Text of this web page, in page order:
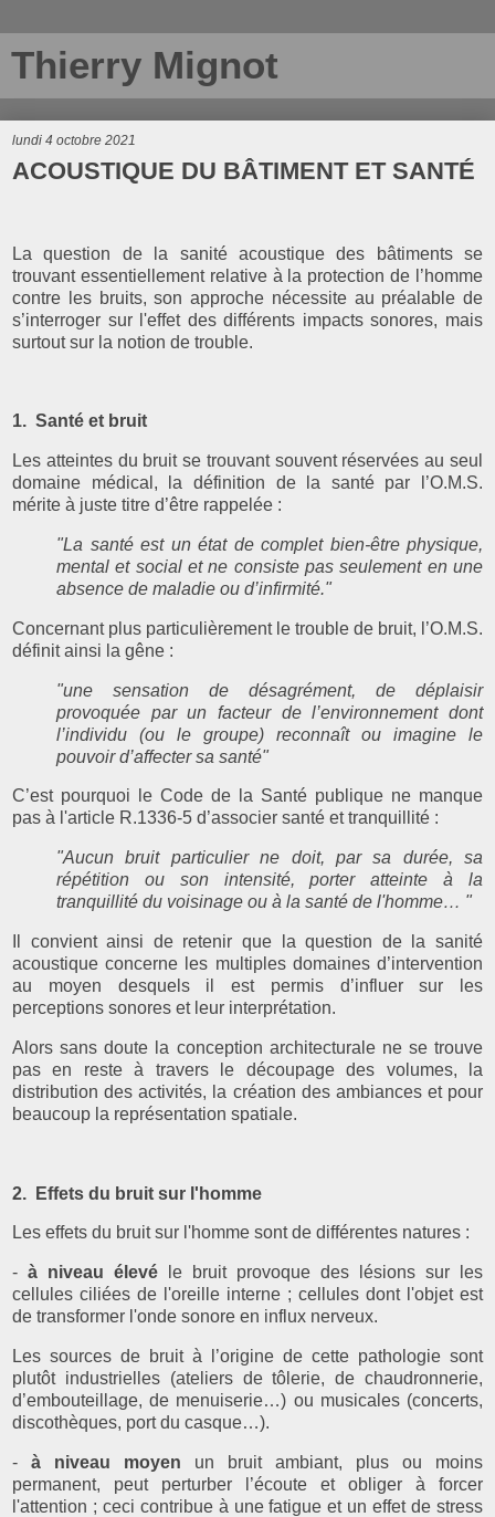
Thierry Mignot
lundi 4 octobre 2021
ACOUSTIQUE DU BÂTIMENT ET SANTÉ
La question de la sanité acoustique des bâtiments se
trouvant essentiellement relative à la protection de l’homme
contre les bruits, son approche nécessite au préalable de
s’interroger sur l'effet des différents impacts sonores, mais
surtout sur la notion de trouble.
1. Santé et bruit
Les atteintes du bruit se trouvant souvent réservées au seul
domaine médical, la définition de la santé par l’O.M.S.
mérite à juste titre d’être rappelée :
"La santé est un état de complet bien-être physique,
mental et social et ne consiste pas seulement en une
absence de maladie ou d’infirmité."
Concernant plus particulièrement le trouble de bruit, l’O.M.S.
définit ainsi la gêne :
"une sensation de désagrément, de déplaisir
provoquée par un facteur de l’environnement dont
l’individu (ou le groupe) reconnaît ou imagine le
pouvoir d’affecter sa santé"
C’est pourquoi le Code de la Santé publique ne manque
pas à l'article R.1336-5 d’associer santé et tranquillité :
"Aucun bruit particulier ne doit, par sa durée, sa
répétition ou son intensité, porter atteinte à la
tranquillité du voisinage ou à la santé de l'homme… "
Il convient ainsi de retenir que la question de la sanité
acoustique concerne les multiples domaines d’intervention
au moyen desquels il est permis d’influer sur les
perceptions sonores et leur interprétation.
Alors sans doute la conception architecturale ne se trouve
pas en reste à travers le découpage des volumes, la
distribution des activités, la création des ambiances et pour
beaucoup la représentation spatiale.
2. Effets du bruit sur l'homme
Les effets du bruit sur l'homme sont de différentes natures :
- à niveau élevé le bruit provoque des lésions sur les
cellules ciliées de l'oreille interne ; cellules dont l'objet est
de transformer l'onde sonore en influx nerveux.
Les sources de bruit à l’origine de cette pathologie sont
plutôt industrielles (ateliers de tôlerie, de chaudronnerie,
d’embouteillage, de menuiserie…) ou musicales (concerts,
discothèques, port du casque…).
- à niveau moyen un bruit ambiant, plus ou moins
permanent, peut perturber l’écoute et obliger à forcer
l'attention ; ceci contribue à une fatigue et un effet de stress